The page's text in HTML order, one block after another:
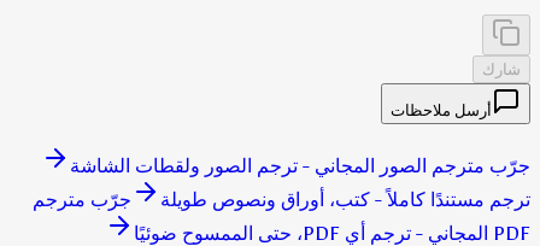
شارك
أرسل ملاحظات
جرّب مترجم الصور المجاني - ترجم الصور ولقطات الشاشة
ترجم مستندًا كاملاً - كتب، أوراق ونصوص طويلة
جرّب مترجم
PDF المجاني - ترجم أي PDF، حتى الممسوح ضوئيًا